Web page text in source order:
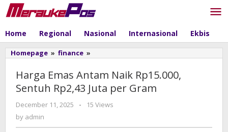
Skip
to
Home Regional Nasional Internasional Ekbis
Homepage » finance »
Antam
Naik
Rp15.000,
Sentuh
per
Harga Emas Antam Naik Rp15.000,
Sentuh Rp2,43 Juta per Gram
December 11, 2025
by
-
15 Views
by admin